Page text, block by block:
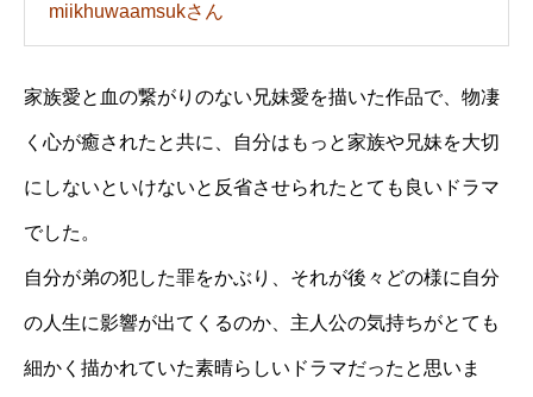
miikhuwaamsukさん
家族愛と血の繋がりのない兄妹愛を描いた作品で、物凄
く心が癒されたと共に、自分はもっと家族や兄妹を大切
にしないといけないと反省させられたとても良いドラマ
でした。
自分が弟の犯した罪をかぶり、それが後々どの様に自分
の人生に影響が出てくるのか、主人公の気持ちがとても
細かく描かれていた素晴らしいドラマだったと思いま